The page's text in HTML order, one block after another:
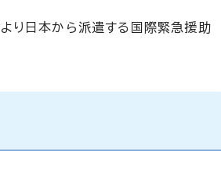
り日本から派遣する国際緊急援助